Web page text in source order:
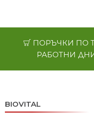
ПОРЪЧКИ ПО
РАБОТНИ ДНИ
BIOVITAL